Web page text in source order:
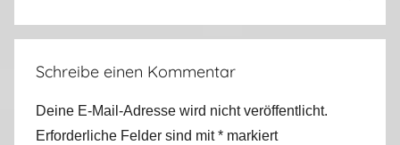
2
Schreibe einen Kommentar
Deine E-Mail-Adresse wird nicht veröffentlicht.
Erforderliche Felder sind mit* markiert